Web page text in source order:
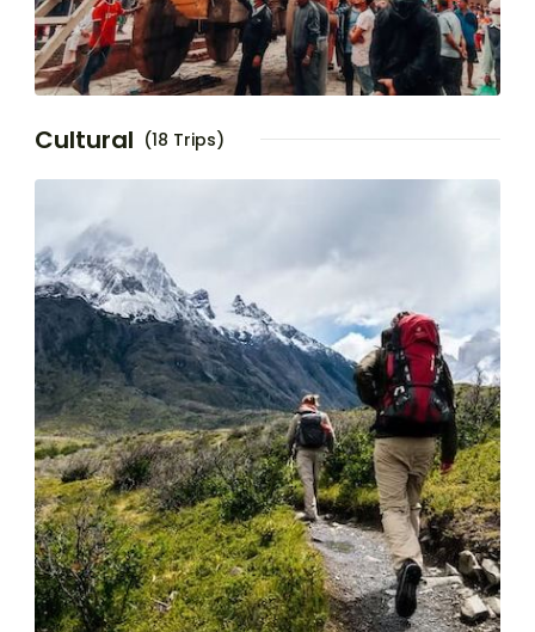
Cultural (18 Trips)